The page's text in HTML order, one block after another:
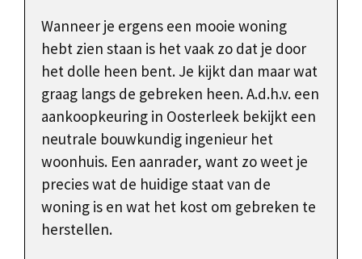
Wanneer je ergens een mooie woning
hebt zien staan is het vaak zo dat je door
het dolle heen bent. Je kijkt dan maar wat
graag langs de gebreken heen. A.d.h.v. een
aankoopkeuring in Oosterleek bekijkt een
neutrale bouwkundig ingenieur het
woonhuis. Een aanrader, want zo weet je
precies wat de huidige staat van de
woning is en wat het kost om gebreken te
herstellen.